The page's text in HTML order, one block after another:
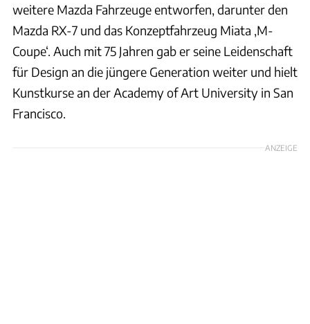
weitere Mazda Fahrzeuge entworfen, darunter den
Mazda RX-7 und das Konzeptfahrzeug Miata ‚M-
Coupe‘. Auch mit 75 Jahren gab er seine Leidenschaft
für Design an die jüngere Generation weiter und hielt
Kunstkurse an der Academy of Art University in San
Francisco.
ANZEIGE